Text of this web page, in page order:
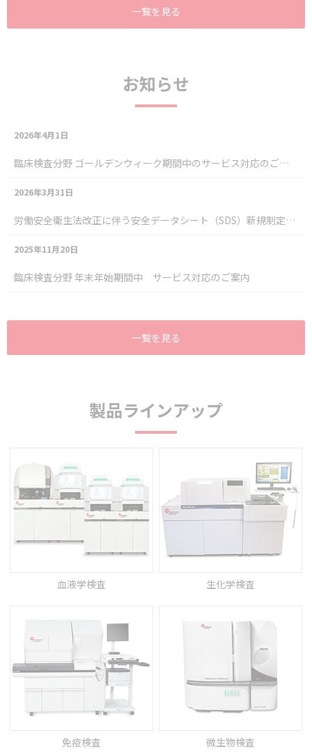
一覧を見る
お知らせ
2026年4月1日
臨床検査分野 ゴールデンウィーク期間中のサービス対応のご案内
2026年3月31日
労働安全衛生法改正に伴う安全データシート（SDS）新規制定および改訂のご案内
2025年11月20日
臨床検査分野 年末年始期間中 サービス対応のご案内
一覧を見る
製品ラインアップ
血液学検査 生化学検査
免疫検査 微生物検査